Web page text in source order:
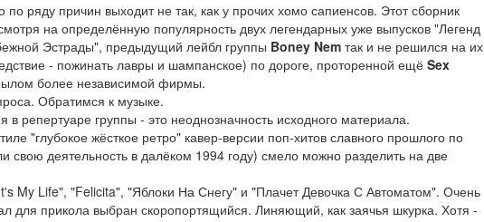
по ряду причин выходит не так, как у прочих хомо сапиенсов. Этот сборник
на определённую популярность двух легендарных уже выпусков "Легенд
Эстрады", предыдущий лейбл группы Boney Nem так и не решился на их
- пожинать лавры и шампанское) по дороге, проторенной ещё Sex
более независимой фирмы.
Обратимся к музыке.
репертуаре группы - это неоднозначность исходного материала.
"глубокое жёсткое ретро" кавер-версии поп-хитов славного прошлого по
свою деятельность в далёком 1994 году) смело можно разделить на две
My Life", "Felicita", "Яблоки На Снегу" и "Плачет Девочка С Автоматом". Очень
для прикола выбран скоропортящийся. Линяющий, как заячья шкурка. Хотя -